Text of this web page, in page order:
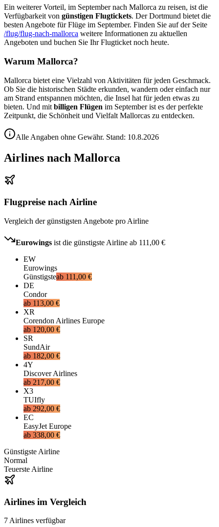
Ein weiterer Vorteil, im September nach Mallorca zu reisen, ist die
Verfügbarkeit von günstigen Flugtickets. Der Dortmund bietet die
besten Angebote für Flüge im September. Finden Sie auf der Seite
/flug/flug-nach-mallorca weitere Informationen zu aktuellen
Angeboten und buchen Sie Ihr Flugticket noch heute.
Warum Mallorca?
Mallorca bietet eine Vielzahl von Aktivitäten für jeden Geschmack.
Ob Sie die historischen Städte erkunden, wandern oder einfach nur
am Strand entspannen möchten, die Insel hat für jeden etwas zu
bieten. Und mit billigen Flügen im September ist es der perfekte
Zeitpunkt, die Schönheit und Vielfalt Mallorcas zu entdecken.
Alle Angaben ohne Gewähr. Stand: 10.8.2026
Airlines nach Mallorca
Flugpreise nach Airline
Vergleich der günstigsten Angebote pro Airline
Eurowings ist die günstigste Airline ab 111,00 €
EW
Eurowings
Günstigsteab 111,00 €
DE
Condor
ab 113,00 €
XR
Corendon Airlines Europe
ab 120,00 €
SR
SundAir
ab 182,00 €
4Y
Discover Airlines
ab 217,00 €
X3
TUIfly
ab 292,00 €
EC
EasyJet Europe
ab 338,00 €
Günstigste Airline
Normal
Teuerste Airline
Airlines im Vergleich
7 Airlines verfügbar